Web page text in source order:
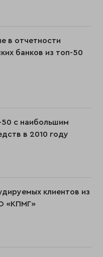
в отчетности
банков из топ-50
50 с наибольшим
в 2010 году
клиентов из
«КПМГ»